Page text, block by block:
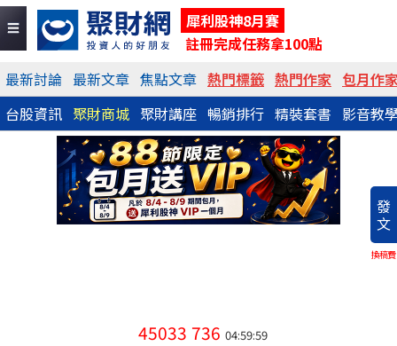
犀利股神8月賽
註冊完成任務拿100點
最新討論 最新文章 焦點文章 熱門標籤 熱門作家 包月作
台股資訊 聚財商城 聚財講座 暢銷排行 精裝套書 影音教
發
文
換稿費
45033 736 04:59:59